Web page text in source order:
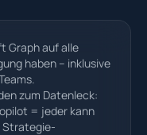
Graph auf alle
haben – inklusive
zum Datenleck:
= jeder kann
Strategie-